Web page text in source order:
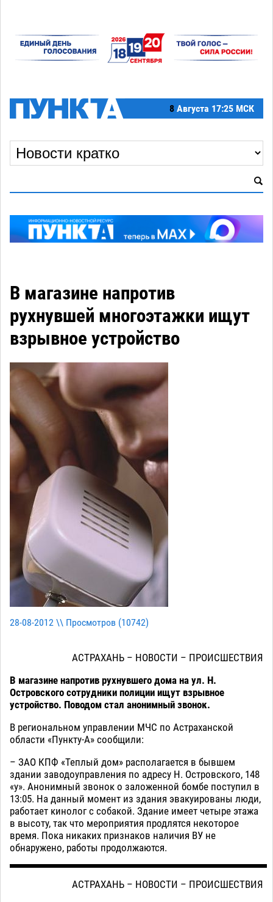
8 Августа 17:25 МСК
В магазине напротив
рухнувшей многоэтажки ищут
взрывное устройство
28-08-2012 \\ Просмотров (10742)
АСТРАХАНЬ – НОВОСТИ – ПРОИСШЕСТВИЯ
В магазине напротив рухнувшего дома на ул. Н.
Островского сотрудники полиции ищут взрывное
устройство. Поводом стал анонимный звонок.
В региональном управлении МЧС по Астраханской
области «Пункту-А» сообщили:
– ЗАО КПФ «Теплый дом» располагается в бывшем
здании заводоуправления по адресу Н. Островского, 148
«у». Анонимный звонок о заложенной бомбе поступил в
13:05. На данный момент из здания эвакуированы люди,
работает кинолог с собакой. Здание имеет четыре этажа
в высоту, так что мероприятия продлятся некоторое
время. Пока никаких признаков наличия ВУ не
обнаружено, работы продолжаются.
АСТРАХАНЬ – НОВОСТИ – ПРОИСШЕСТВИЯ